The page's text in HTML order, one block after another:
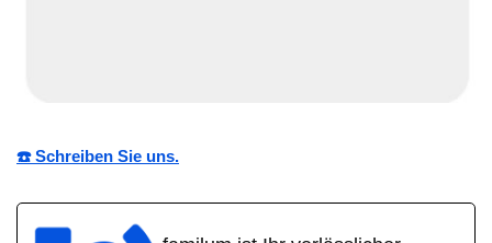
☎️ Schreiben Sie uns.